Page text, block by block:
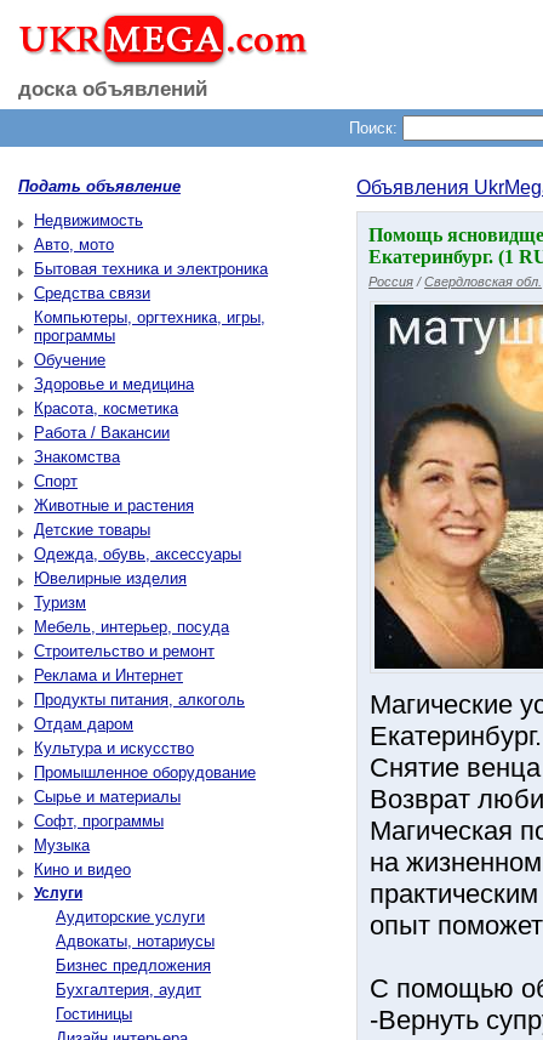
доска объявлений
Поиск:
Подать объявление
Недвижимость
Авто, мото
Бытовая техника и электроника
Средства связи
Компьютеры, оргтехника, игры,
программы
Обучение
Здоровье и медицина
Красота, косметика
Работа / Вакансии
Знакомства
Спорт
Животные и растения
Детские товары
Одежда, обувь, аксессуары
Ювелирные изделия
Туризм
Мебель, интерьер, посуда
Строительство и ремонт
Реклама и Интернет
Продукты питания, алкоголь
Отдам даром
Культура и искусство
Промышленное оборудование
Сырье и материалы
Софт, программы
Музыка
Кино и видео
Услуги
Аудиторские услуги
Адвокаты, нотариусы
Бизнес предложения
Бухгалтерия, аудит
Гостиницы
Объявления
Помощь
Екатеринбург. (1
Россия /Свердловская обл.
Магические
Снятие
Возврат
Магическая
на
опыт
С помощью
-Вернуть